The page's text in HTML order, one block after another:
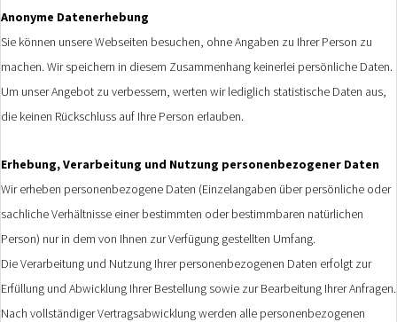
Anonyme Datenerhebung
Sie können unsere Webseiten besuchen, ohne Angaben zu Ihrer Person zu
machen. Wir speichern in diesem Zusammenhang keinerlei persönliche Daten.
Um unser Angebot zu verbessern, werten wir lediglich statistische Daten aus,
die keinen Rückschluss auf Ihre Person erlauben.
Erhebung, Verarbeitung und Nutzung personenbezogener Daten
Wir erheben personenbezogene Daten (Einzelangaben über persönliche oder
sachliche Verhältnisse einer bestimmten oder bestimmbaren natürlichen
Person) nur in dem von Ihnen zur Verfügung gestellten Umfang.
Die Verarbeitung und Nutzung Ihrer personenbezogenen Daten erfolgt zur
Erfüllung und Abwicklung Ihrer Bestellung sowie zur Bearbeitung Ihrer Anfragen.
Nach vollständiger Vertragsabwicklung werden alle personenbezogenen